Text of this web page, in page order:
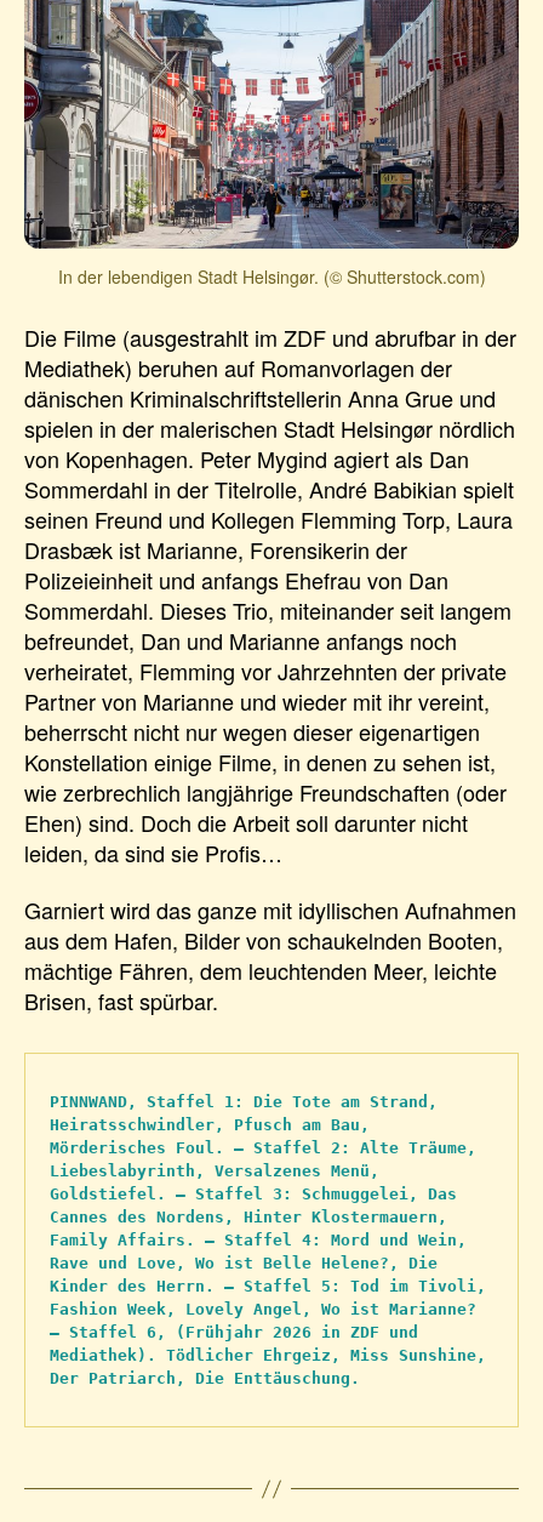
In der lebendigen Stadt Helsingør. (© Shutterstock.com)
Die Filme (ausgestrahlt im ZDF und abrufbar in der
Mediathek) beruhen auf Romanvorlagen der
dänischen Kriminalschriftstellerin Anna Grue und
spielen in der malerischen Stadt Helsingør nördlich
von Kopenhagen. Peter Mygind agiert als Dan
Sommerdahl in der Titelrolle, André Babikian spielt
seinen Freund und Kollegen Flemming Torp, Laura
Drasbæk ist Marianne, Forensikerin der
Polizeieinheit und anfangs Ehefrau von Dan
Sommerdahl. Dieses Trio, miteinander seit langem
befreundet, Dan und Marianne anfangs noch
verheiratet, Flemming vor Jahrzehnten der private
Partner von Marianne und wieder mit ihr vereint,
beherrscht nicht nur wegen dieser eigenartigen
Konstellation einige Filme, in denen zu sehen ist,
wie zerbrechlich langjährige Freundschaften (oder
Ehen) sind. Doch die Arbeit soll darunter nicht
leiden, da sind sie Profis…
Garniert wird das ganze mit idyllischen Aufnahmen
aus dem Hafen, Bilder von schaukelnden Booten,
mächtige Fähren, dem leuchtenden Meer, leichte
Brisen, fast spürbar.
PINNWAND, Staffel 1: Die Tote am Strand,
Heiratsschwindler, Pfusch am Bau,
Mörderisches Foul. – Staffel 2: Alte Träume,
Liebeslabyrinth, Versalzenes Menü,
Goldstiefel. – Staffel 3: Schmuggelei, Das
Cannes des Nordens, Hinter Klostermauern,
Family Affairs. – Staffel 4: Mord und Wein,
Rave und Love, Wo ist Belle Helene?, Die
Kinder des Herrn. – Staffel 5: Tod im Tivoli,
Fashion Week, Lovely Angel, Wo ist Marianne?
– Staffel 6, (Frühjahr 2026 in ZDF und
Mediathek). Tödlicher Ehrgeiz, Miss Sunshine,
Der Patriarch, Die Enttäuschung.